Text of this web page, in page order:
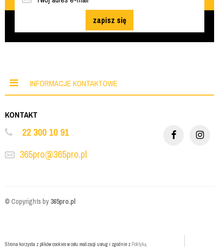
zapisz się
INFORMACJE KONTAKTOWE
KONTAKT
22 300 10 91
365pro@365pro.pl
© Copyrights by 365pro.pl
Strona korzysta z plików cookies w celu realizacji usług i zgodnie z Polityką